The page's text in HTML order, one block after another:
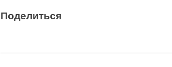
Поделиться